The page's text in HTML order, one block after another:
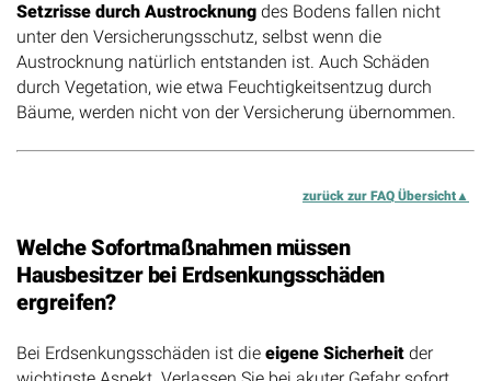
Setzrisse durch Austrocknung des Bodens fallen nicht
unter den Versicherungsschutz, selbst wenn die
Austrocknung natürlich entstanden ist. Auch Schäden
durch Vegetation, wie etwa Feuchtigkeitsentzug durch
Bäume, werden nicht von der Versicherung übernommen.
zurück zur FAQ Übersicht
Welche Sofortmaßnahmen müssen
Hausbesitzer bei Erdsenkungsschäden
ergreifen?
Bei Erdsenkungsschäden ist die eigene Sicherheit der